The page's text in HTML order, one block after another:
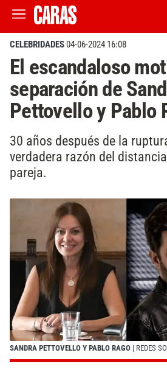
CELEBRIDADES04-06-2024 16:08
El escandaloso
separación de
Pettovello y Pablo
30 años después de la
verdadera razón del
pareja.
SANDRA PETTOVELLO Y PABLO RAGO | REDES